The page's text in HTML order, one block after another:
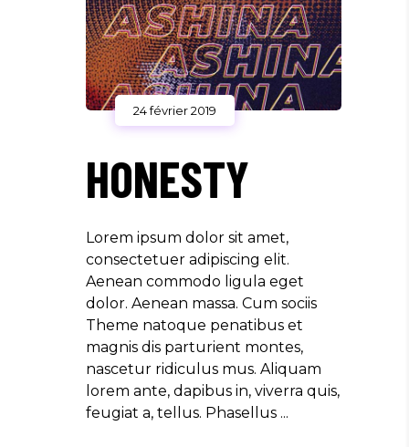
24 février 2019
HONESTY
Lorem ipsum dolor sit amet,
consectetuer adipiscing elit.
Aenean commodo ligula eget
dolor. Aenean massa. Cum sociis
Theme natoque penatibus et
magnis dis parturient montes,
nascetur ridiculus mus. Aliquam
lorem ante, dapibus in, viverra quis,
feugiat a, tellus. Phasellus